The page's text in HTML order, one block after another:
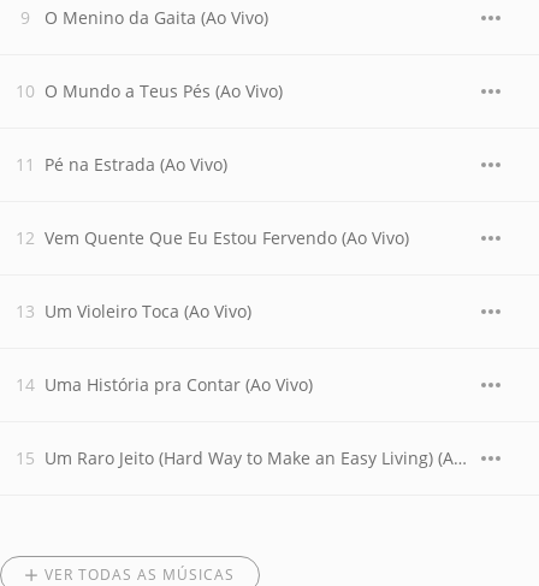
O Menino da Gaita (Ao Vivo)
O Mundo a Teus Pés (Ao Vivo)
Pé na Estrada (Ao Vivo)
Vem Quente Que Eu Estou Fervendo (Ao Vivo)
Um Violeiro Toca (Ao Vivo)
Uma História pra Contar (Ao Vivo)
Um Raro Jeito (Hard Way to Make an Easy Living) (Ao Vivo)
VER TODAS AS MÚSICAS